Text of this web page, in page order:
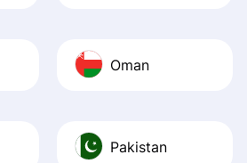
Oman
Pakistan